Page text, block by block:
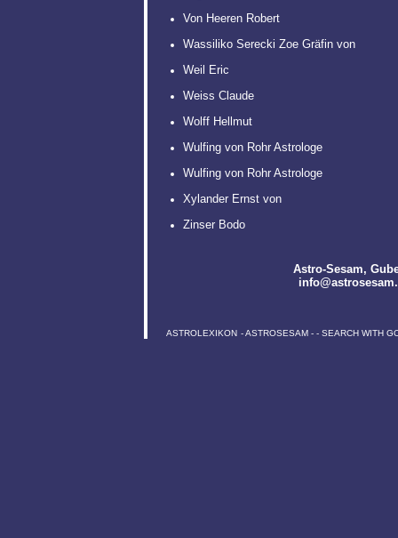
Von Heeren Robert
Wassiliko Serecki Zoe Gräfin von
Weil Eric
Weiss Claude
Wolff Hellmut
Wulfing von Rohr Astrologe
Wulfing von Rohr Astrologe
Xylander Ernst von
Zinser Bodo
Astro-Sesam,
ASTROLEXIKON -ASTROSESAM - - SEARCH WITH